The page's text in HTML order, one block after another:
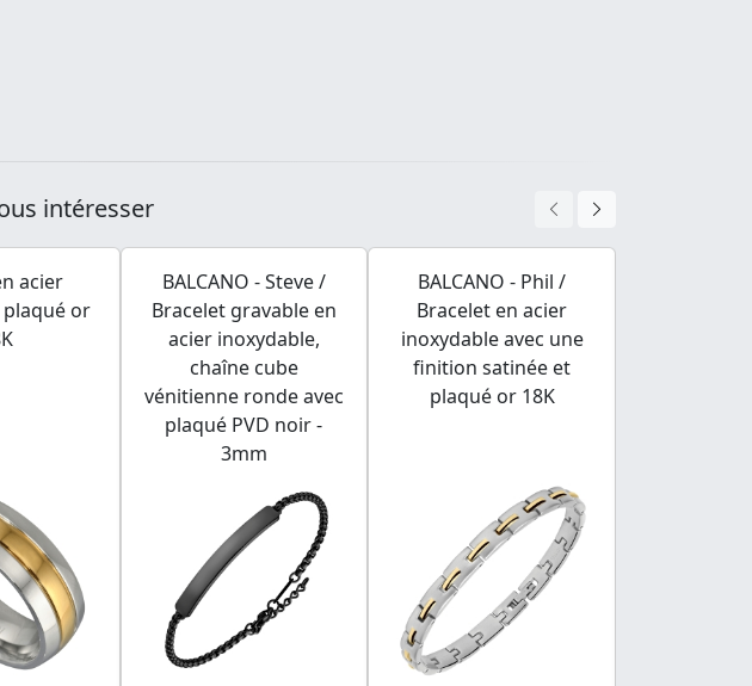
intéresser
acier
or
BALCANO - Steve /
Bracelet gravable en
acier inoxydable,
chaîne cube
vénitienne ronde avec
plaqué PVD noir -
3mm
BALCANO - Phil /
Bracelet en acier
inoxydable avec une
finition satinée et
plaqué or 18K